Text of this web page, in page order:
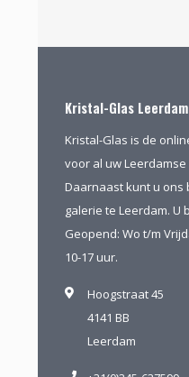
Kristal-Glas Leerdam
Kristal-Glas is de
voor al uw
Daarnaast kunt u ons
galerie te Leerdam. U
Geopend: Wo t/m
10-17 uur.
Hoogstraat 45
4141 BB
Leerdam